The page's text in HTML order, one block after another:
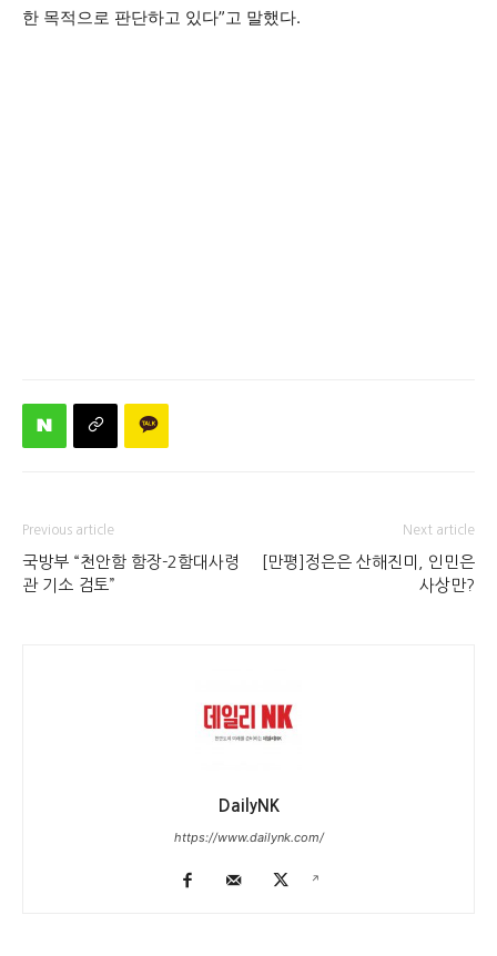
한 목적으로 판단하고 있다”고 말했다.
Previous article
국방부 “천안함 함장-2함대사령
관 기소 검토”
Next article
[만평]정은은 산해진미, 인민은
사상만?
DailyNK
https://www.dailynk.com/